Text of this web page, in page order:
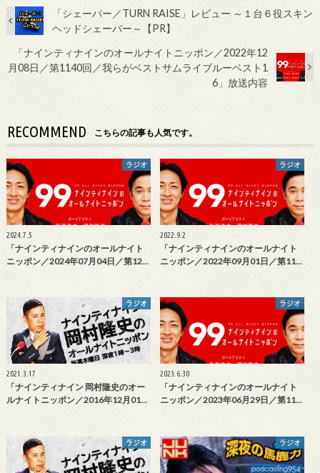
「シェーバー／TURN RAISE」レビュー ～１台６役スキン
ヘッドシェーバー～【PR】
「ナインティナインのオールナイトニッポン／2022年12
月08日／第1140回／我らがベストサムライブルーベスト1
6」放送内容
RECOMMEND こちらの記事も人気です。
ラジオ
2024.7.5
「ナインティナインのオールナイト
ニッポン／2024年07月04日／第12…
ラジオ
2022.9.2
「ナインティナインのオールナイト
ニッポン／2022年09月01日／第11…
ラジオ
2021.3.17
「ナインティナイン 岡村隆史のオー
ルナイトニッポン／2016年12月01…
ラジオ
2023.6.30
「ナインティナインのオールナイト
ニッポン／2023年06月29日／第11…
ラジオ ラジオ